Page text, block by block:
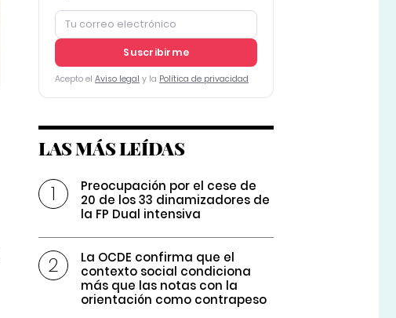
Suscribirme
Acepto el Aviso legal y la Política de privacidad
LAS MÁS LEÍDAS
Preocupación por el cese de
20 de los 33 dinamizadores de
la FP Dual intensiva
La OCDE confirma que el
contexto social condiciona
más que las notas con la
orientación como contrapeso